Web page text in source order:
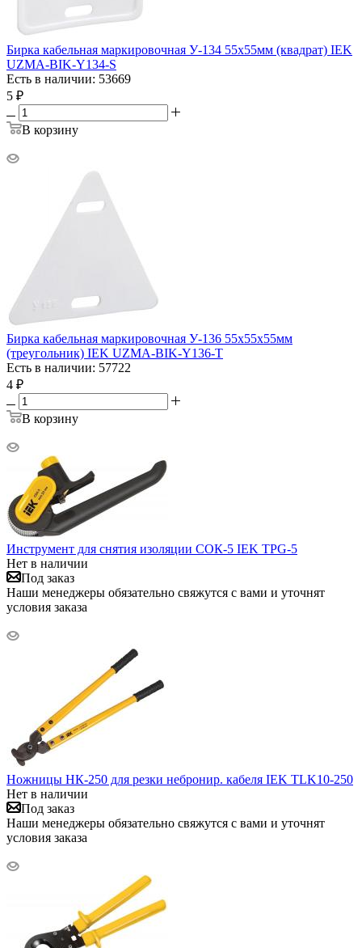
Бирка кабельная маркировочная У-134 55х55мм (квадрат) IEK
UZMA-BIK-Y134-S
Есть в наличии: 53669
5 ₽
В корзину
Бирка кабельная маркировочная У-136 55х55х55мм
(треугольник) IEK UZMA-BIK-Y136-T
Есть в наличии: 57722
4 ₽
В корзину
Инструмент для снятия изоляции СОК-5 IEK TPG-5
Нет в наличии
Под заказ
Наши менеджеры обязательно свяжутся с вами и уточнят
условия заказа
Ножницы НК-250 для резки небронир. кабеля IEK TLK10-250
Нет в наличии
Под заказ
Наши менеджеры обязательно свяжутся с вами и уточнят
условия заказа